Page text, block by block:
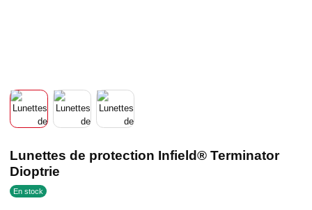
Lunettes de protection Infield® Terminator
Dioptrie
En stock